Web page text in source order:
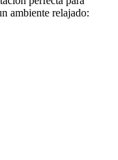
ambiente relajado: